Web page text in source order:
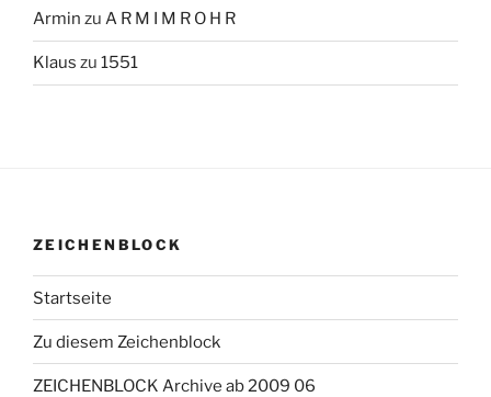
Armin zu A R M I M R O H R
Klaus zu 1551
ZEICHENBLOCK
Startseite
Zu diesem Zeichenblock
ZEICHENBLOCK Archive ab 2009 06